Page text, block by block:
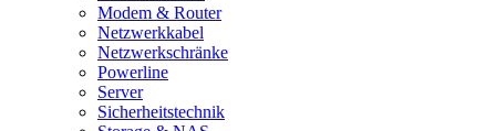
Modem & Router
Netzwerkkabel
Netzwerkschränke
Powerline
Server
Sicherheitstechnik